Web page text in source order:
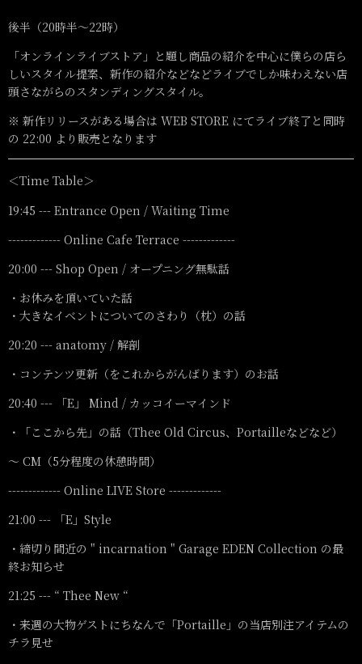
後半（20時半〜22時）
「オンラインライブストア」と題し商品の紹介を中心に僕らの店ら
しいスタイル提案、新作の紹介などなどライブでしか味わえない店
頭さながらのスタンディングスタイル。
※ 新作リリースがある場合は WEB STORE にてライブ終了と同時
の 22:00 より販売となります
＜Time Table＞
19:45 --- Entrance Open / Waiting Time
------------- Online Cafe Terrace -------------
20:00 --- Shop Open / オープニング無駄話
・お休みを頂いていた話
・大きなイベントについてのさわり（枕）の話
20:20 --- anatomy / 解剖
・コンテンツ更新（をこれからがんばります）のお話
20:40 --- 「E」 Mind / カッコイーマインド
・「ここから先」の話（Thee Old Circus、Portailleなどなど）
〜 CM（5分程度の休憩時間）
------------- Online LIVE Store -------------
21:00 --- 「E」Style
・締切り間近の " incarnation " Garage EDEN Collection の最
終お知らせ
21:25 --- “ Thee New “
・来週の大物ゲストにちなんで「Portaille」の当店別注アイテムの
チラ見せ